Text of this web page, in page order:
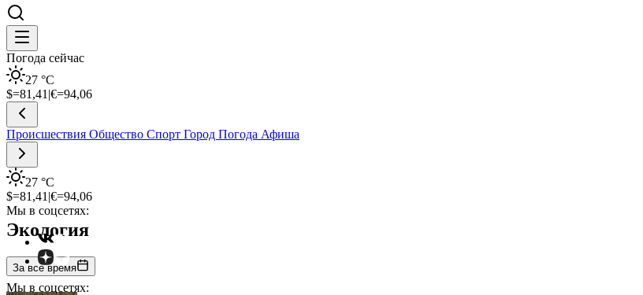
Погода сейчас
27 °C
$=81,41 |€=94,06
Происшествия Общество Спорт Город Погода Афиша
27 °C
$=81,41 |€=94,06
Мы в соцсетях:
Мы в соцсетях:
Экология
За все время